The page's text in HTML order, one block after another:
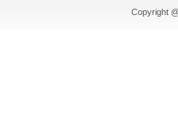
Copyright